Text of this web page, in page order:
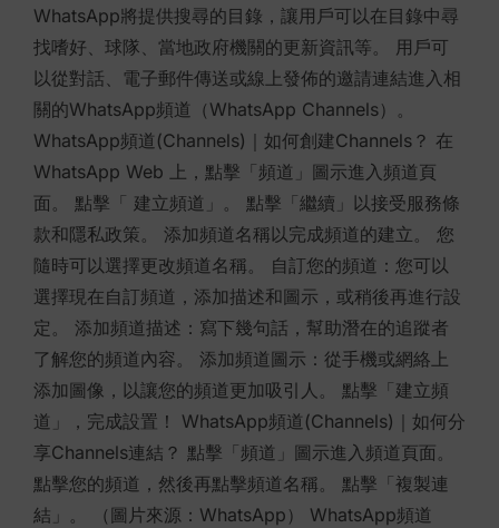
WhatsApp將提供搜尋的目錄，讓用戶可以在目錄中尋
找嗜好、球隊、當地政府機關的更新資訊等。 用戶可
以從對話、電子郵件傳送或線上發佈的邀請連結進入相
關的WhatsApp頻道（WhatsApp Channels）。
WhatsApp頻道(Channels)｜如何創建Channels？ 在
WhatsApp Web 上，點擊「頻道」圖示進入頻道頁
面。 點擊「 建立頻道」。 點擊「繼續」以接受服務條
款和隱私政策。 添加頻道名稱以完成頻道的建立。 您
隨時可以選擇更改頻道名稱。 自訂您的頻道：您可以
選擇現在自訂頻道，添加描述和圖示，或稍後再進行設
定。 添加頻道描述：寫下幾句話，幫助潛在的追蹤者
了解您的頻道內容。 添加頻道圖示：從手機或網絡上
添加圖像，以讓您的頻道更加吸引人。 點擊「建立頻
道」，完成設置！ WhatsApp頻道(Channels)｜如何分
享Channels連結？ 點擊「頻道」圖示進入頻道頁面。
點擊您的頻道，然後再點擊頻道名稱。 點擊「複製連
結」。 （圖片來源：WhatsApp） WhatsApp頻道